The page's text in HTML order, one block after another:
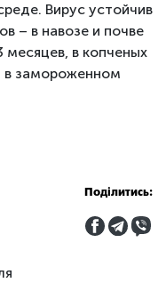
Вирус устойчив
– в навозе и почве
в копченых
в замороженном
Поділитись: